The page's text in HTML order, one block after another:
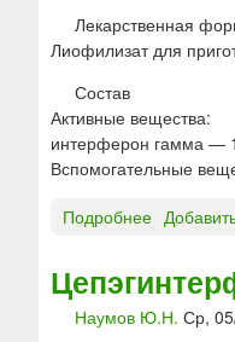
и
л
а
т
д
р
г
Лекарственная
Лиофилизат для
Состав
Активные вещества:
интерферон гамма —
Вспомогательные
Подробнее
Г
А
Наумов Ю.Н. Ср,